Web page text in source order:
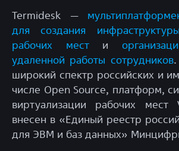
Termidesk —
для создания
рабочих мести
удаленной работы сотрудников.
широкий спектр российских и
числе Open Source, платформ,
виртуализации рабочих мест
внесен в «Единый реестр
для ЭВМ и баз данных»